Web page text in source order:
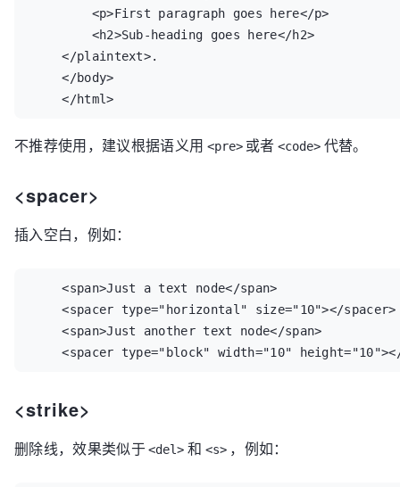
<p>First paragraph goes here</p>
<h2>Sub-heading goes here</h2>
</plaintext>.
</body>
</html>
不推荐使用，建议根据语义用 <pre> 或者 <code> 代替。
<spacer>
插入空白，例如：
<span>Just a text node</span>
<spacer type="horizontal" size="10"></spacer>
<span>Just another text node</span>
<spacer type="block" width="10"
<strike>
删除线，效果类似于 <del> 和 <s> ，例如：